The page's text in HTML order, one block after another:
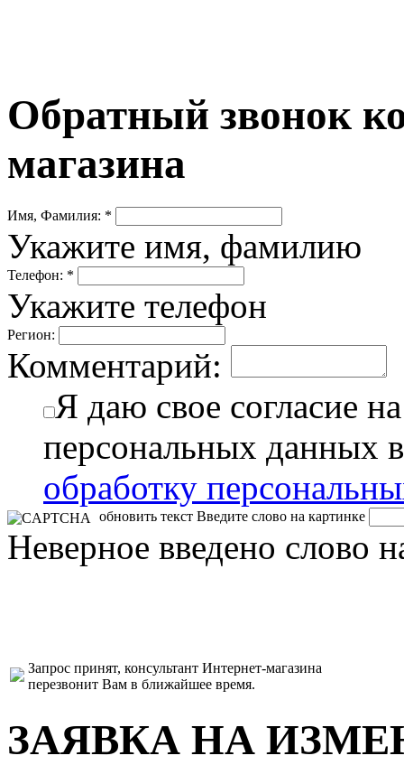
Обратный звонок
магазина
Имя, Фамилия: *
Укажите имя, фамилию
Телефон: *
Укажите телефон
Регион:
Комментарий:
Я даю свое согласие
персональных данных
обработку
обновить текст Введите слово на картинке
Неверное введено слово
Запрос принят, консультант Интернет-магазина
перезвонит Вам в ближайшее время.
ЗАЯВКА НА